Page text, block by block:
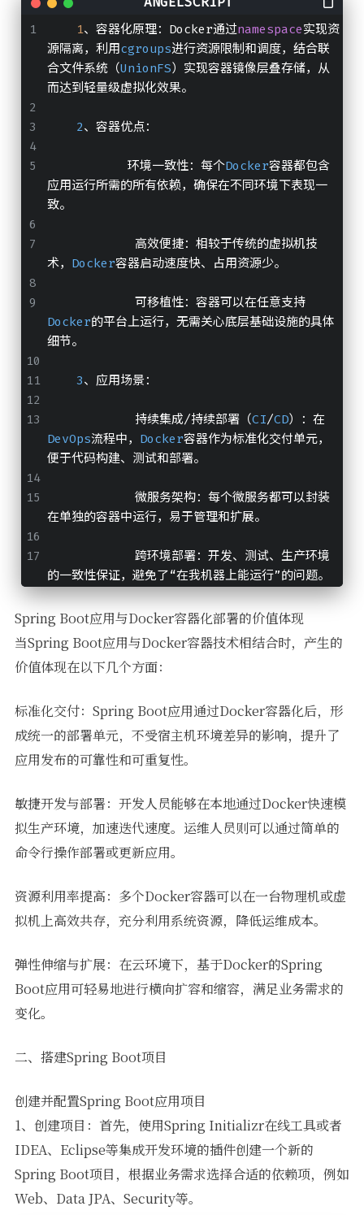
1、容器化原理：Docker通过namespace实现资
源隔离，利用cgroups进行资源限制和调度，结合联
合文件系统（UnionFS）实现容器镜像层叠存储，从
而达到轻量级虚拟化效果。
2、容器优点：
           环境一致性：每个
Docker容器都包含
应用运行所需的所有依赖，确保在不同环境下表现一
致。
术， Docker容器启动速度快、占用资源少。
            可移植性：容器可以在任意支持
Docker的平台上运行，无需关心底层基础设施的具体
细节。
3、应用场景：
            持续集成/持续部署（
CI/CD）：在
DevOps流程中， Docker容器作为标准化交付单元，
便于代码构建、测试和部署。
在单独的容器中运行，易于管理和扩展。
的一致性保证，避免了“在我机器上能运行”的问题。
Spring Boot应用与Docker容器化部署的价值体现
当Spring Boot应用与Docker容器技术相结合时，产生的
价值体现在以下几个方面：
标准化交付：Spring Boot应用通过Docker容器化后，形
成统一的部署单元，不受宿主机环境差异的影响，提升了
应用发布的可靠性和可重复性。
敏捷开发与部署：开发人员能够在本地通过Docker快速模
拟生产环境，加速迭代速度。运维人员则可以通过简单的
命令行操作部署或更新应用。
资源利用率提高：多个Docker容器可以在一台物理机或虚
拟机上高效共存，充分利用系统资源，降低运维成本。
弹性伸缩与扩展：在云环境下，基于Docker的Spring
Boot应用可轻易地进行横向扩容和缩容，满足业务需求的
变化。
二、搭建Spring Boot项目
创建并配置Spring Boot应用项目
1、创建项目：首先，使用Spring Initializr在线工具或者
IDEA、Eclipse等集成开发环境的插件创建一个新的
Spring Boot项目，根据业务需求选择合适的依赖项，例如
Web、Data JPA、Security等。